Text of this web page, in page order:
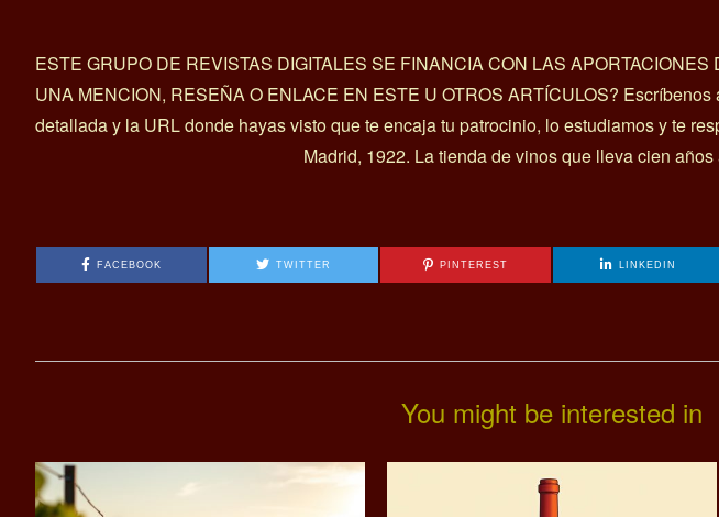
ESTE GRUPO DE REVISTAS DIGITALES SE FINANCIA CON LAS
UNA MENCION, RESEÑA O ENLACE EN ESTE U OTROS ARTÍCULOS?
detallada y la URL donde hayas visto que te encaja tu patrocinio, lo estudiamos y te
Madrid, 1922. La tienda de vinos que lleva cien años
FACEBOOK TWITTER PINTEREST LINKEDIN
You might be interested in